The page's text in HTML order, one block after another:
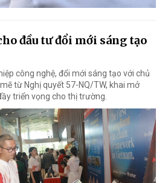
đầu tư đổi mới sáng tạo
công nghệ, đổi mới sáng tạo với chủ
từ Nghị quyết 57-NQ/TW, khai mở
triển vọng cho thị trường.